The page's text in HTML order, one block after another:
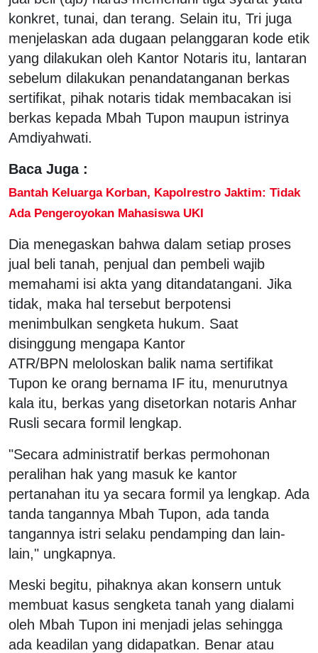
konkret, tunai, dan terang. Selain itu, Tri juga
menjelaskan ada dugaan pelanggaran kode etik
yang dilakukan oleh Kantor Notaris itu, lantaran
sebelum dilakukan penandatanganan berkas
sertifikat, pihak notaris tidak membacakan isi
berkas kepada Mbah Tupon maupun istrinya
Amdiyahwati.
Baca Juga :
Bantah Keluarga Korban, Kapolrestro Jaktim: Tidak
Ada Pengeroyokan Mahasiswa UKI
Dia menegaskan bahwa dalam setiap proses
jual beli tanah, penjual dan pembeli wajib
memahami isi akta yang ditandatangani. Jika
tidak, maka hal tersebut berpotensi
menimbulkan sengketa hukum. Saat
disinggung mengapa Kantor
ATR/BPN meloloskan balik nama sertifikat
Tupon ke orang bernama IF itu, menurutnya
kala itu, berkas yang disetorkan notaris Anhar
Rusli secara formil lengkap.
"Secara administratif berkas permohonan
peralihan hak yang masuk ke kantor
pertanahan itu ya secara formil ya lengkap. Ada
tanda tangannya Mbah Tupon, ada tanda
tangannya istri selaku pendamping dan lain-
lain," ungkapnya.
Meski begitu, pihaknya akan konsern untuk
membuat kasus sengketa tanah yang dialami
oleh Mbah Tupon ini menjadi jelas sehingga
ada keadilan yang didapatkan. Benar atau